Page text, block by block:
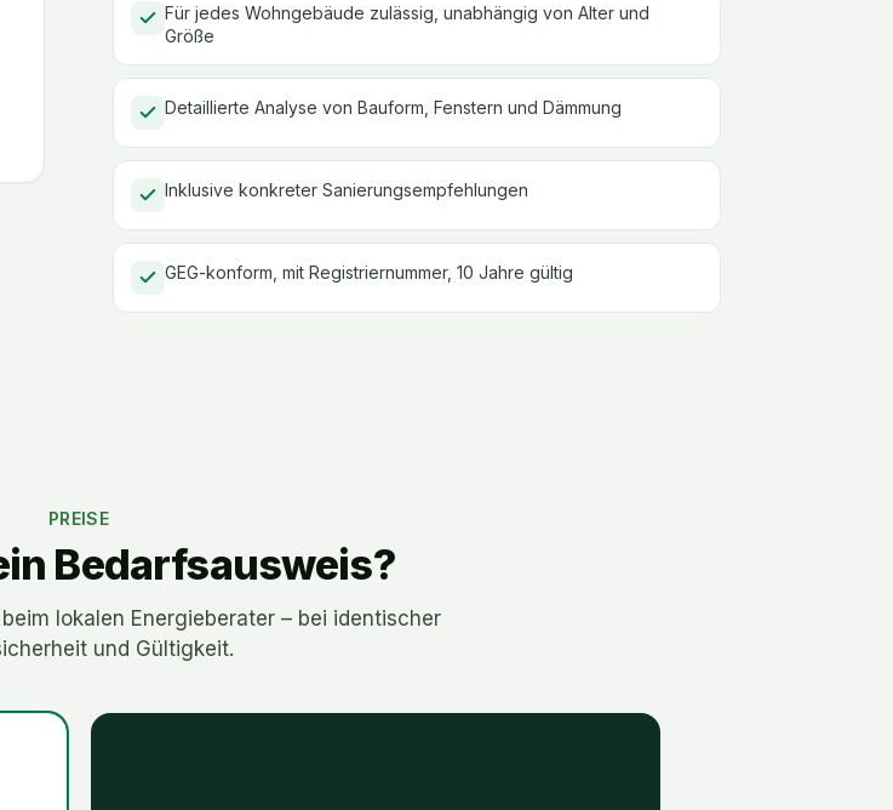
Für jedes Wohngebäude zulässig, unabhängig von Alter und
Größe
Detaillierte Analyse von Bauform, Fenstern und Dämmung
Inklusive konkreter Sanierungsempfehlungen
GEG-konform, mit Registriernummer, 10 Jahre gültig
PREISE
Bedarfsausweis?
lokalen Energieberater – bei identischer
und Gültigkeit.